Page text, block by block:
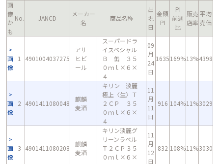
画
像
か
も
No. JANCD
メーカー
名
商品名称
出
現
日
金額
PI
PI
前週
比
販売
店率
平均
売価
画
像
1 4901004037275
アサ
ヒビ
ール
スーパードラ
イスペシャル
Ｂ 缶 ３５
０ｍｌ×６×
４
09
月
24
日
1635169%13%4398
画
像
2 4901411080048
麒麟
麦酒
キリン 淡麗
極上〈生〉Ｔ
２ＣＰ ３５
０ｍｌ×６×
４
11
月
11
日
916 104%11%3029
画
像
3 4901411080208
麒麟
麦酒
キリン淡麗グ
リーンラベル
Ｔ２ＣＰ３５
０ｍｌ×６×
11
月
12
日
832 108%11%3030